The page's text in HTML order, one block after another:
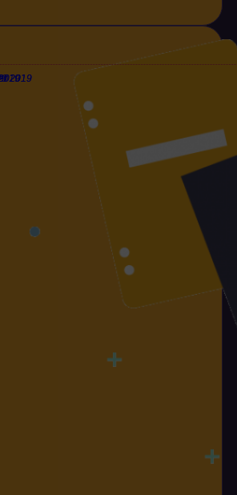
2019
2019